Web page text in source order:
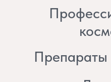
8 (982) 297 07 97
8 (982) 277 07 97